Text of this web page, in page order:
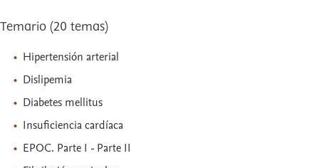
Temario (20 temas)
Hipertensión arterial
Dislipemia
Diabetes mellitus
Insuficiencia cardíaca
EPOC. Parte I - Parte II